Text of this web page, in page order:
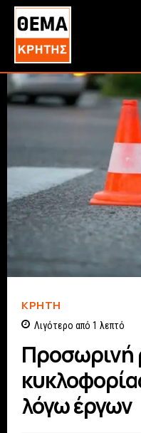
ΚΡΗΤΗ
Λιγότερο από 1 λεπτό
Προσωρινή
λόγω έργων